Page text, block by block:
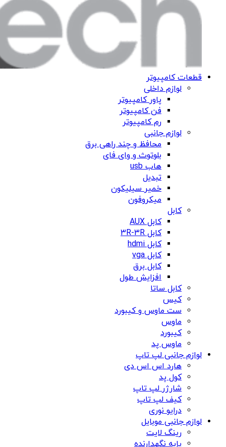
قطعات کامپیوتر
لوازم داخلی
پاور کامپیوتر
فن کامپیوتر
رم کامپیوتر
لوازم جانبی
محافظ و چند راهی برق
بلوتوث و وای فای
هاب usb
تبدیل
خمیر سیلیکون
میکروفون
کابل
کابل AUX
کابل 3R-3R
کابل hdmi
کابل vga
کابل برق
افزایش طول
کابل ساتا
کیس
ست ماوس و کیبورد
ماوس
کیبورد
ماوس پد
لوازم جانبی لپ تاپ
هارد اس اس دی
کول پد
شارژر لپ تاپ
کیف لپ تاپ
درایو نوری
لوازم جانبی موبایل
رینگ لایت
پایه نگهدارنده